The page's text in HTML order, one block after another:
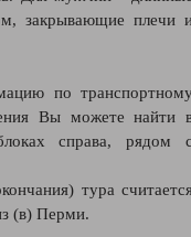
закрывающие плечи
по
Вы можете найти
справа, рядом
тура
(в) Перми.